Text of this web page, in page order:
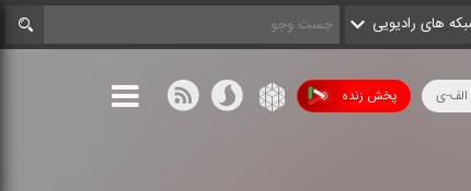
های رادیویی
پخش زنده الف-ی